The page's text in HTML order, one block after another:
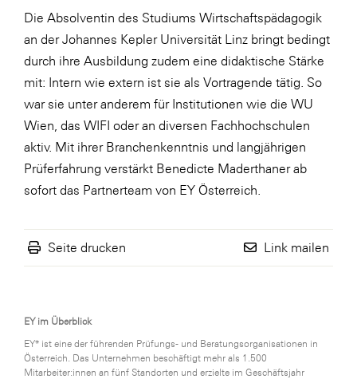
Johnson & Johnson
JELD-WEN DANA
kosaplaner
LAT Nitrogen
Libro
Lidl Österreich
Die Menü-Manufaktur
OMV
Primark
Die Absolventin des Studiums Wirtschaftspädagogik
an der Johannes Kepler Universität Linz bringt bedingt
durch ihre Ausbildung zudem eine didaktische Stärke
mit: Intern wie extern ist sie als Vortragende tätig. So
war sie unter anderem für Institutionen wie die WU
Wien, das WIFI oder an diversen Fachhochschulen
aktiv. Mit ihrer Branchenkenntnis und langjährigen
Prüferfahrung verstärkt Benedicte Maderthaner ab
sofort das Partnerteam von EY Österreich.
Seite drucken Link mailen
EY im Überblick
EY* ist eine der führenden Prüfungs- und Beratungsorganisationen in
Österreich. Das Unternehmen beschäftigt mehr als 1.500
Mitarbeiter:innen an fünf Standorten und erzielte im Geschäftsjahr